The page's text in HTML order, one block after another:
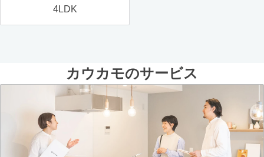
4LDK
カウカモのサービス